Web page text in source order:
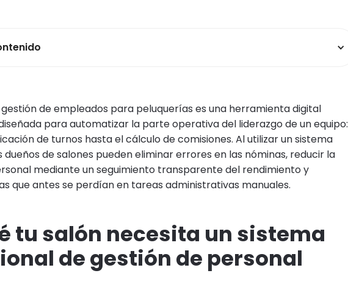
de empleados para peluquerías es una herramienta digital
para automatizar la parte operativa del liderazgo de un equipo:
de turnos hasta el cálculo de comisiones. Al utilizar un sistema
dueños de salones pueden eliminar errores en las nóminas, reducir la
mediante un seguimiento transparente del rendimiento y
que antes se perdían en tareas administrativas manuales.
tu salón necesita un sistema
de gestión de personal